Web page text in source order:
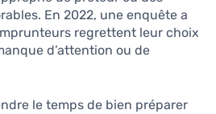
En 2022, une enquête a
regrettent leur choix
d’attention ou de
le temps de bien préparer